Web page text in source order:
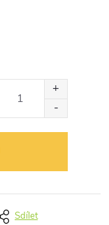
Sdílet